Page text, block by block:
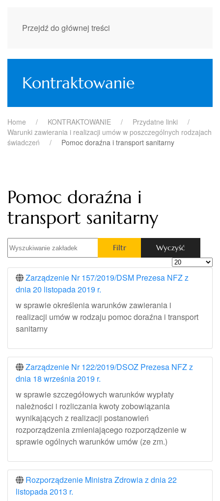
Przejdź do głównej treści
Kontraktowanie
Home KONTRAKTOWANIE
Przydatne linki
Warunki zawierania i realizacji umów w poszczególnych rodzajach
świadczeń
Pomoc doraźna i transport sanitarny
Pomoc doraźna i
transport sanitarny
Wyszukiwanie zakładek Filtr Wyczyść
Pokaż #
Zarządzenie Nr 157/2019/DSM Prezesa NFZ z
dnia 20 listopada 2019 r.
w sprawie określenia warunków zawierania i
realizacji umów w rodzaju pomoc doraźna i transport
sanitarny
Zarządzenie Nr 122/2019/DSOZ Prezesa NFZ z
dnia 18 września 2019 r.
w sprawie szczegółowych warunków wypłaty
należności i rozliczania kwoty zobowiązania
wynikających z realizacji postanowień
rozporządzenia zmieniającego rozporządzenie w
sprawie ogólnych warunków umów (ze zm.)
Rozporządzenie Ministra Zdrowia z dnia 22
listopada 2013 r.